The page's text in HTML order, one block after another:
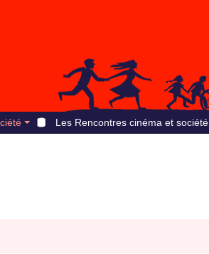
Les Rencontres cinéma et société